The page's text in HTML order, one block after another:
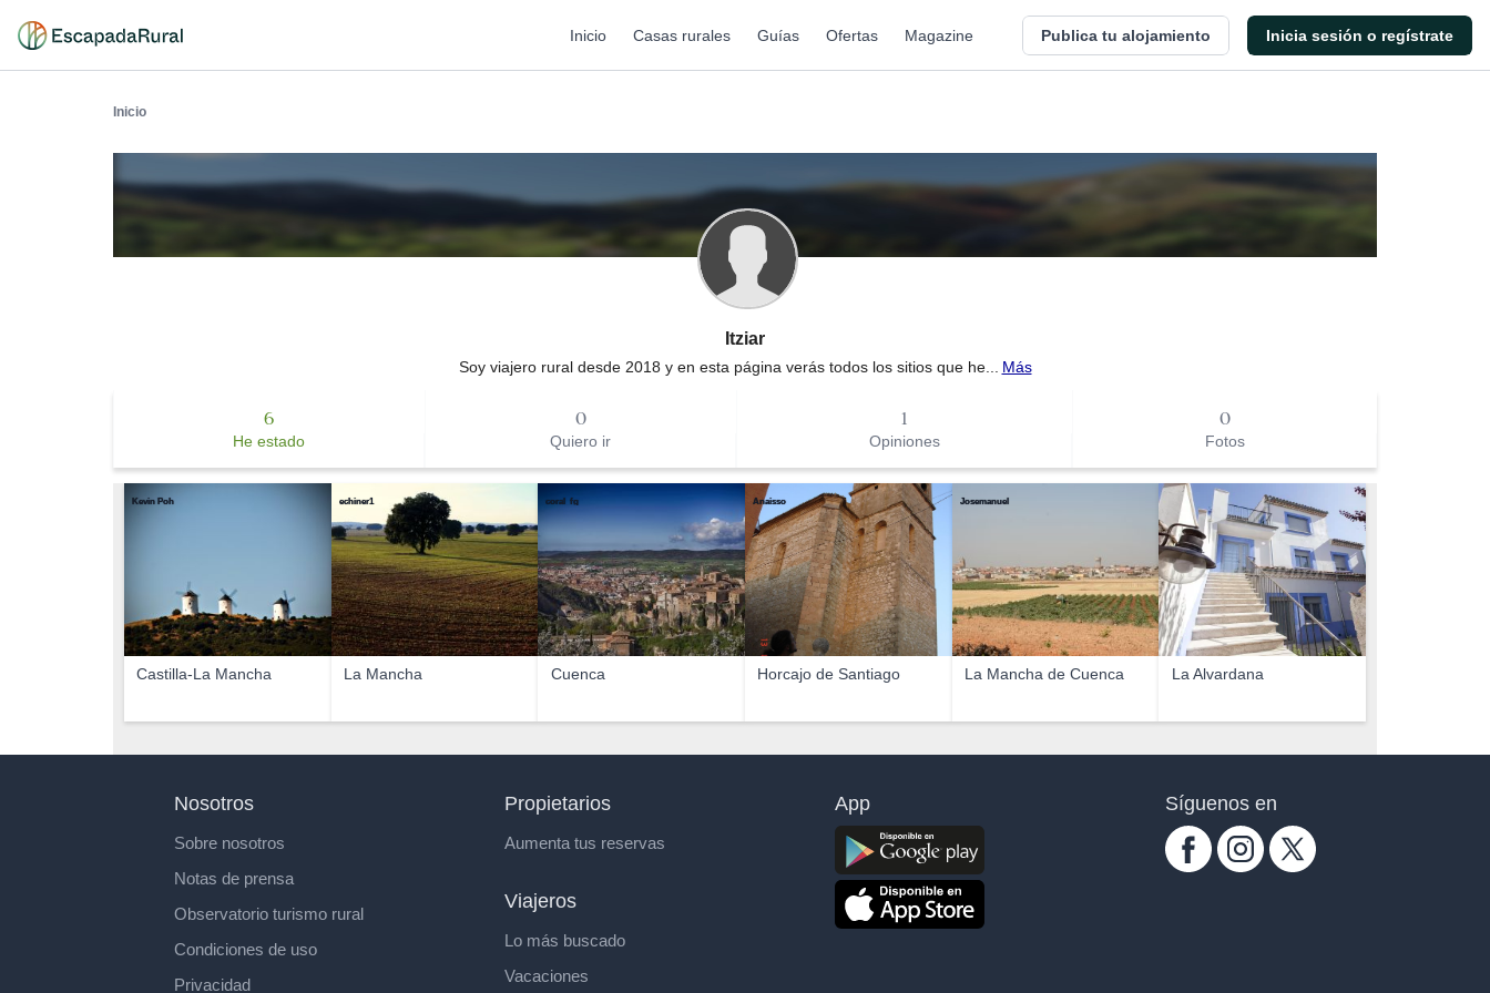
Inicio Casas rurales Guías Ofertas Magazine Publica tu alojamiento Inicia sesión o regístrate
Inicio
Itziar
Soy viajero rural desde 2018 y en esta página verás todos los sitios que he... Más
6
He estado
0
Quiero ir
1
Opiniones
0
Fotos
Castilla-La Mancha
Kevin Poh
La Mancha
echiner1
Cuenca
coral_fg
Horcajo de Santiago
Anaisso
La Mancha de Cuenca
Josemanuel
La Alvardana
Nosotros
Sobre nosotros
Notas de prensa
Observatorio turismo rural
Condiciones de uso
Privacidad
Propietarios
Aumenta tus reservas
Viajeros
Lo más buscado
Vacaciones
App Síguenos en